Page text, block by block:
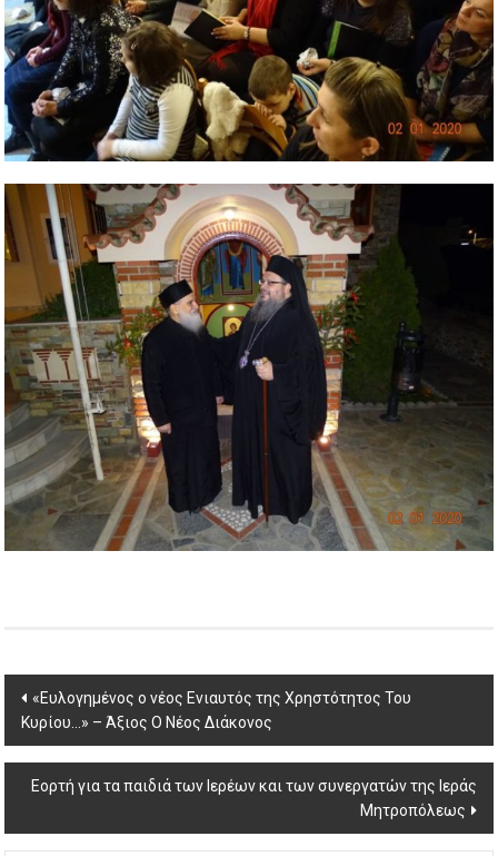
Post
navigation
«Ευλογημένος ο νέος Ενιαυτός της Χρηστότητος Του
Κυρίου…» – Άξιος Ο Νέος Διάκονος
Εορτή για τα παιδιά των Ιερέων και των συνεργατών της Ιεράς
Μητροπόλεως